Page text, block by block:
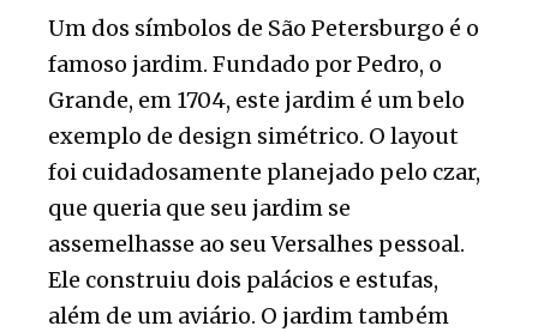
Um dos símbolos de São Petersburgo é o
famoso jardim. Fundado por Pedro, o
Grande, em 1704, este jardim é um belo
exemplo de design simétrico. O layout
foi cuidadosamente planejado pelo czar,
que queria que seu jardim se
assemelhasse ao seu Versalhes pessoal.
Ele construiu dois palácios e estufas,
além de um aviário. O jardim também